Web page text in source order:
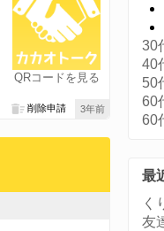
QRコードを見る
3年前
削除申請
30
40
50
60
60
最
く
友